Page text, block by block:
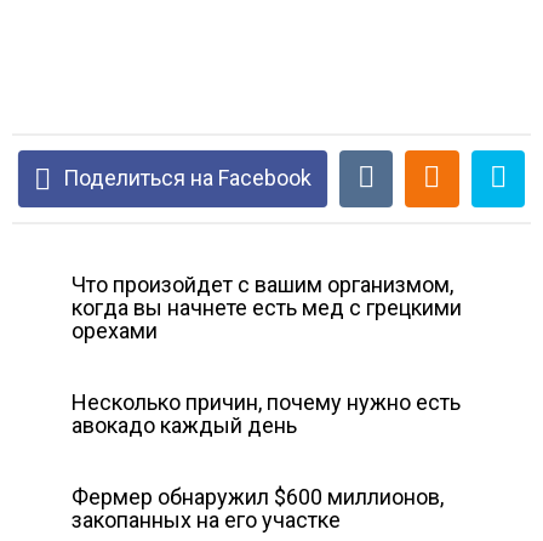
Поделиться на Facebook
Что произойдет с вашим организмом,
когда вы начнете есть мед с грецкими
орехами
Несколько причин, почему нужно есть
авокадо каждый день
Фермер обнаружил $600 миллионов,
закопанных на его участке